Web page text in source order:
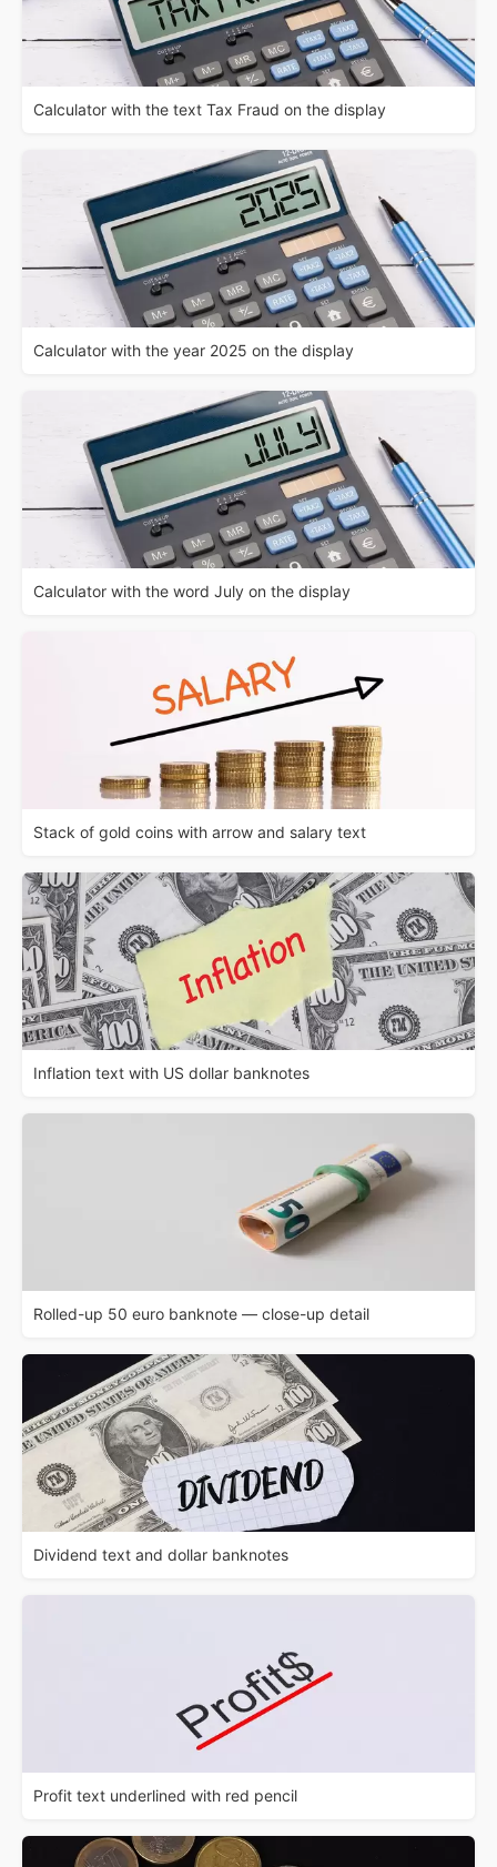
Calculator with the text Tax Fraud on the display
Calculator with the year 2025 on the display
Calculator with the word July on the display
Stack of gold coins with arrow and salary text
Inflation text with US dollar banknotes
Rolled-up 50 euro banknote — close-up detail
Dividend text and dollar banknotes
Profit text underlined with red pencil